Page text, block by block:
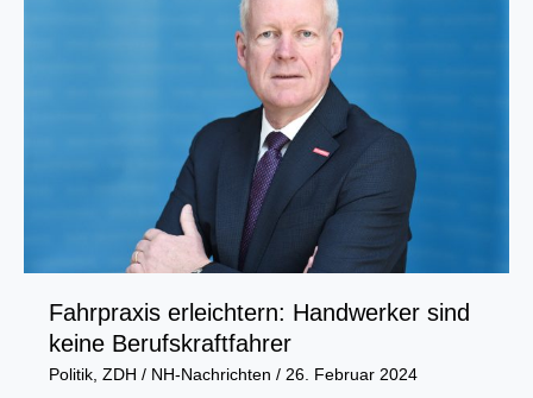
Fahrpraxis erleichtern: Handwerker sind
keine Berufskraftfahrer
Politik, ZDH / NH-Nachrichten / 26. Februar 2024